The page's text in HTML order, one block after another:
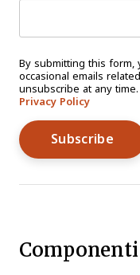
By submitting this form,
occasional emails
unsubscribe at any
Privacy Policy